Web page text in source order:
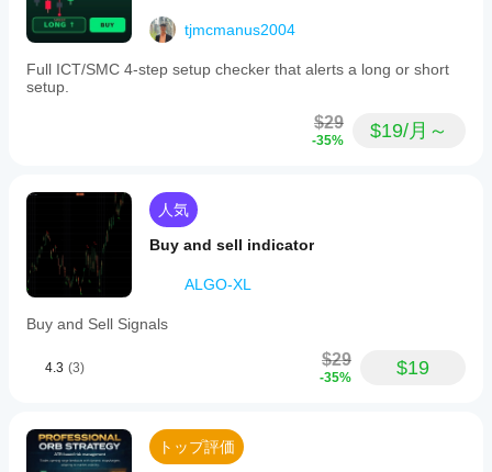
tjmcmanus2004
Full ICT/SMC 4-step setup checker that alerts a long or short
setup.
$29
-35% $19/月～
人気
Buy and sell indicator
ALGO-XL
Buy and Sell Signals
4.3 (3) $29
-35% $19
トップ評価